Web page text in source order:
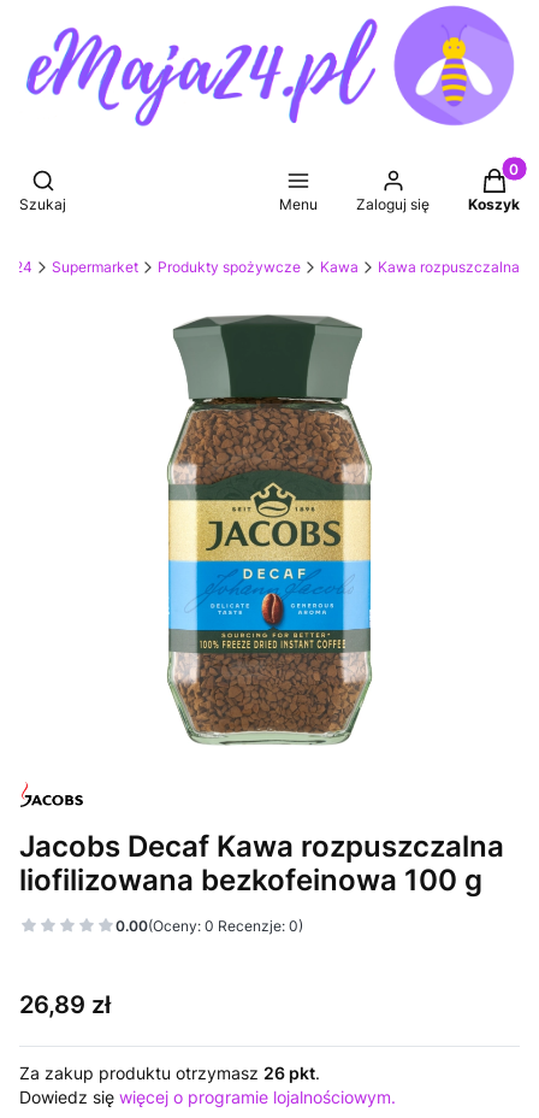
Otwórz wyszukiwarkę
Szukaj Menu Zaloguj się Koszyk
Supermarket Produkty spożywcze Kawa Kawa rozpuszczalna
Jacobs Decaf Kawa rozpuszczalna
liofilizowana bezkofeinowa 100 g
0.00(Oceny: 0 Recenzje: 0)
Cena
26,89 zł
Za zakup produktu otrzymasz 26 pkt.
Dowiedz się więcej o programie lojalnościowym.